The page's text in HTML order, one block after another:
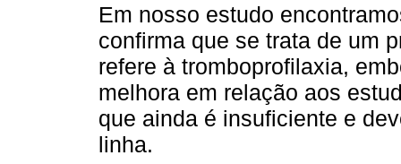
Em nosso estudo
confirma que se trata de um
refere à tromboprofilaxia,
melhora em relação aos
que ainda é insuficiente e
linha.